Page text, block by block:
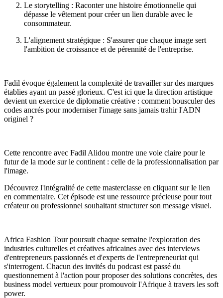
Le storytelling : Raconter une histoire émotionnelle qui
dépasse le vêtement pour créer un lien durable avec le
consommateur.
L'alignement stratégique : S'assurer que chaque image sert
l'ambition de croissance et de pérennité de l'entreprise.
Fadil évoque également la complexité de travailler sur des marques
établies ayant un passé glorieux. C'est ici que la direction artistique
devient un exercice de diplomatie créative : comment bousculer des
codes ancrés pour moderniser l'image sans jamais trahir l'ADN
originel ?
Cette rencontre avec Fadil Alidou montre une voie claire pour le
futur de la mode sur le continent : celle de la professionnalisation par
l'image.
Découvrez l'intégralité de cette masterclasse en cliquant sur le lien
en commentaire. Cet épisode est une ressource précieuse pour tout
créateur ou professionnel souhaitant structurer son message visuel.
Africa Fashion Tour poursuit chaque semaine l'exploration des
industries culturelles et créatives africaines avec des interviews
d'entrepreneurs passionnés et d'experts de l'entrepreneuriat qui
s'interrogent. Chacun des invités du podcast est passé du
questionnement à l'action pour proposer des solutions concrètes, des
business model vertueux pour promouvoir l'Afrique à travers les soft
power.